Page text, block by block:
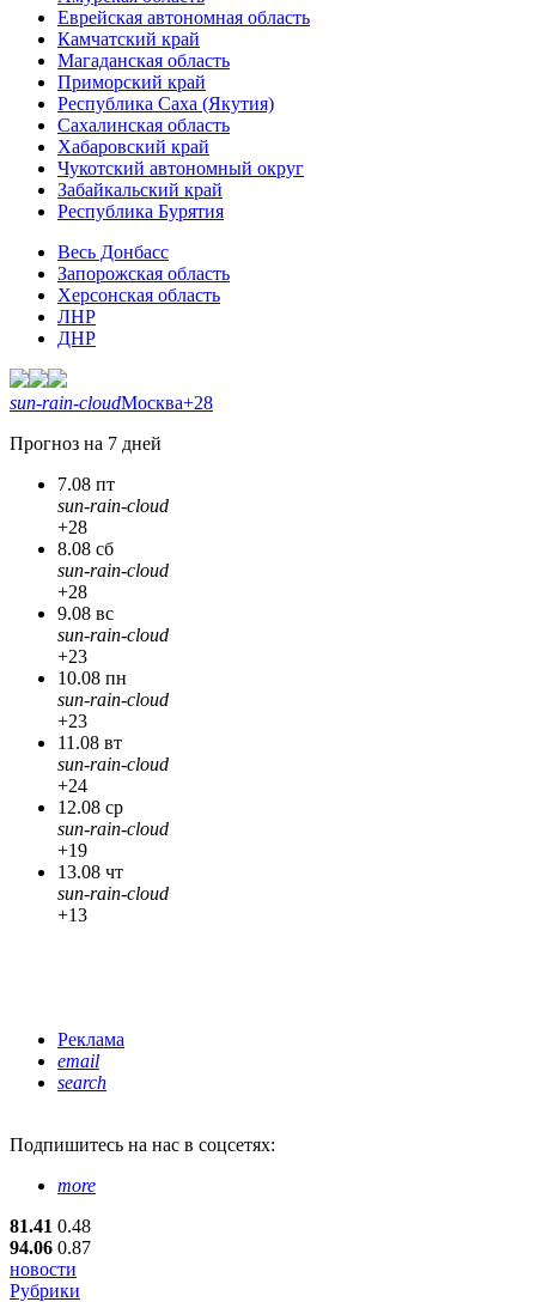
Еврейская автономная область
Камчатский край
Магаданская область
Приморский край
Республика Саха (Якутия)
Сахалинская область
Хабаровский край
Чукотский автономный округ
Забайкальский край
Республика Бурятия
Весь Донбасс
Запорожская область
Херсонская область
ЛНР
ДНР
sun-rain-cloudМосква+28
Прогноз на 7 дней
7.08 пт
sun-rain-cloud
+28
8.08 сб
sun-rain-cloud
+28
9.08 вс
sun-rain-cloud
+23
10.08 пн
sun-rain-cloud
+23
11.08 вт
sun-rain-cloud
+24
12.08 ср
sun-rain-cloud
+19
13.08 чт
sun-rain-cloud
+13
Реклама
email
search
Подпишитесь на нас в соцсетях:
more
81.41 0.48
94.06 0.87
новости
Рубрики